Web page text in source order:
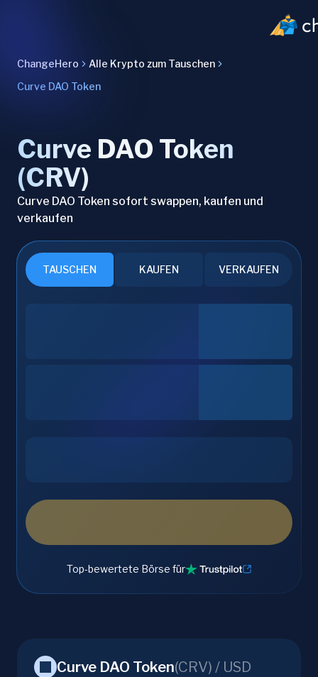
ChangeHero
Alle Krypto zum Tauschen
Curve DAO Token
Curve DAO Token
(CRV)
Curve DAO Token sofort swappen, kaufen und
verkaufen
TAUSCHEN KAUFEN VERKAUFEN
Top-bewertete Börse für
Curve DAO Token(CRV) / USD